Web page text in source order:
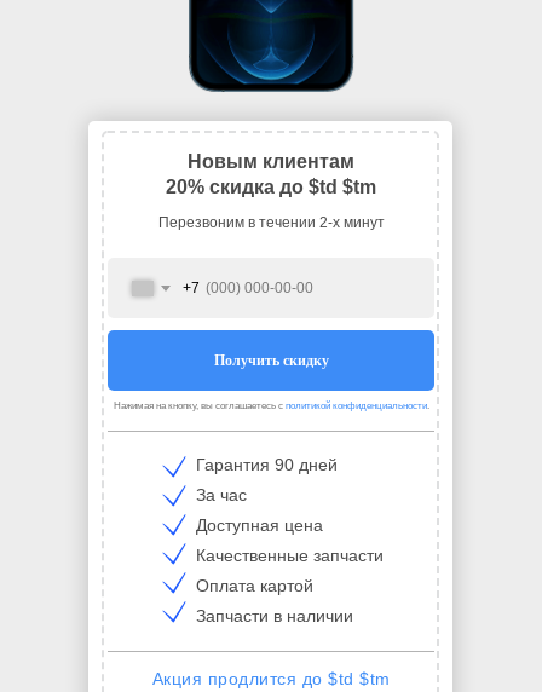
+7
Получить скидку
Нажимая на кнопку, вы соглашаетесь с политикой конфиденциальности.
Перезвоним в течении 2-х минут
Акция продлится до $td $tm
Гарантия 90 дней
За час
Доступная цена
Качественные запчасти
Оплата картой
Запчасти в наличии
Новым клиентам
20% скидка до $td $tm